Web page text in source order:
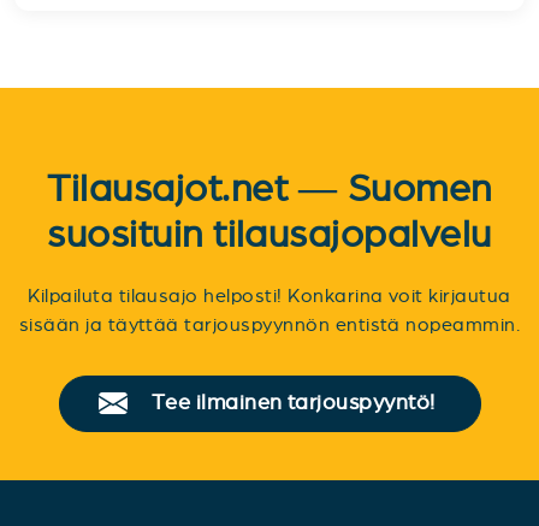
Tilausajot.net — Suomen
suosituin tilausajopalvelu
Kilpailuta tilausajo helposti! Konkarina voit kirjautua
sisään ja täyttää tarjouspyynnön entistä nopeammin.
Tee ilmainen tarjouspyyntö!